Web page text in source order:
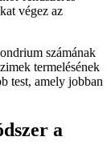
végez az
számának
termelésének
test, amely jobban
a